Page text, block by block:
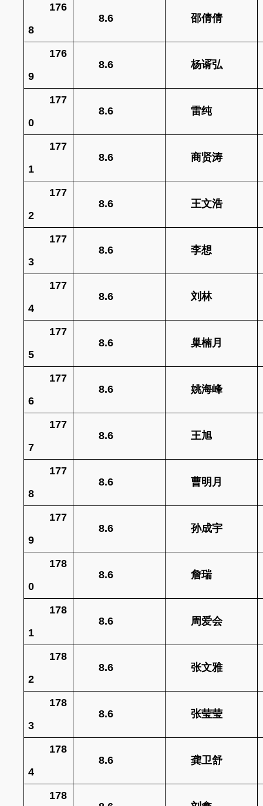
176
8
8.6 邵倩倩
176
9
8.6 杨谞弘
177
0
8.6 雷纯
177
1
8.6 商贤涛
177
2
8.6 王文浩
177
3
8.6 李想
177
4
8.6 刘林
177
5
8.6 巢楠月
177
6
8.6 姚海峰
177
7
8.6 王旭
177
8
8.6 曹明月
177
9
8.6 孙成宇
178
0
8.6 詹瑞
178
1
8.6 周爱会
178
2
8.6 张文雅
178
3
8.6 张莹莹
178
4
8.6 龚卫舒
178